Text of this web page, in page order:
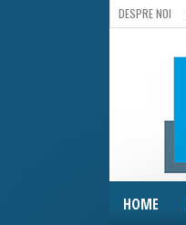
DESPRE NOI
HOME